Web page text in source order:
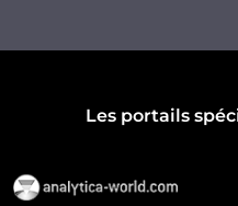
Les portails